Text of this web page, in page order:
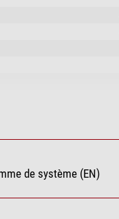
de système (EN)